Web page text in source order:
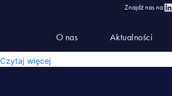
Znajdź nas na:
O nas Aktualności
Zakres akredytacji AB 387 wyd.33
ZAKRES AKREDYTACJI AB 387 WYD.33
Czytaj więcej